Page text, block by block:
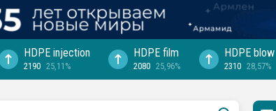
HDPE injection
2190 25,11%
HDPE film
2080 25,96%
HDPE blow
2310 28,57%